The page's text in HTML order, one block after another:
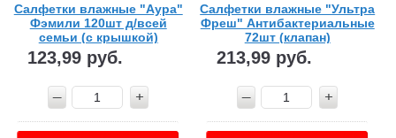
Салфетки влажные "Аура"
Фэмили 120шт д/всей
семьи (с крышкой)
123,99 руб.
Салфетки влажные "Ультра
Фреш" Антибактериальные
72шт (клапан)
213,99 руб.